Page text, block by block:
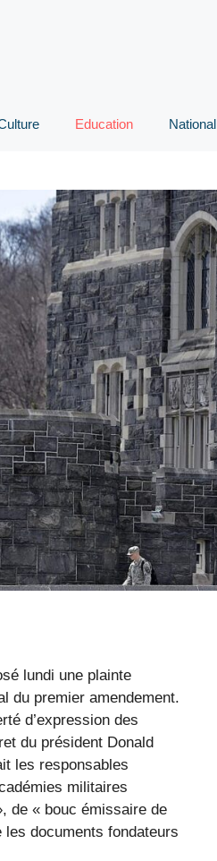
Education National
lundi une plainte
du premier amendement.
d’expression des
du président Donald
les responsables
militaires
de « bouc émissaire de
les documents fondateurs